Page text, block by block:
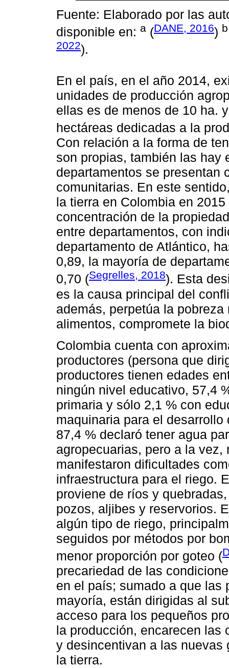
Fuente: Elaborado por las
disponible en: a (DANE, 2016) b
2022).
En el país, en el año 2014,
unidades de producción
ellas es de menos de 10 ha.
hectáreas dedicadas a la
Con relación a la forma de
son propias, también las hay
departamentos se presentan
comunitarias. En este
la tierra en Colombia en
concentración de la
entre departamentos, con
departamento de Atlántico,
0,89, la mayoría de
0,70 (Segrelles, 2018). Esta
es la causa principal del
además, perpetúa la
alimentos, compromete la
Colombia cuenta con
productores (persona que
productores tienen edades
ningún nivel educativo, 57,4
primaria y sólo 2,1 % con
maquinaria para el
87,4 % declaró tener agua
agropecuarias, pero a la vez,
manifestaron dificultades
infraestructura para el riego.
proviene de ríos y
pozos, aljibes y reservorios.
algún tipo de riego,
seguidos por métodos por
menor proporción por goteo (
precariedad de las
en el país; sumado a que las
mayoría, están dirigidas al
acceso para los pequeños
la producción, encarecen las
y desincentivan a las nuevas
la tierra.